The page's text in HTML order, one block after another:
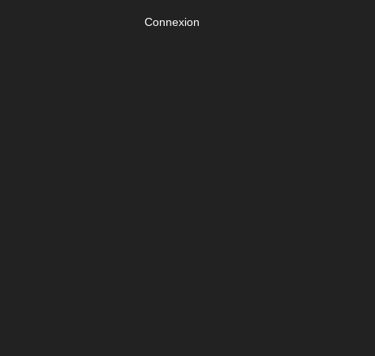
Connexion